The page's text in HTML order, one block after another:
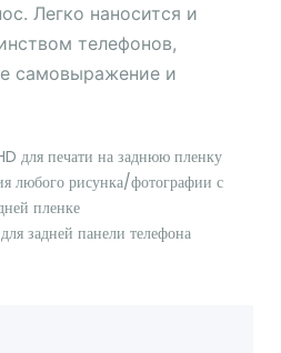
Легко наносится и
телефонов,
самовыражение и
для печати на заднюю пленку
любого рисунка/фотографии с
пленке
задней панели телефона